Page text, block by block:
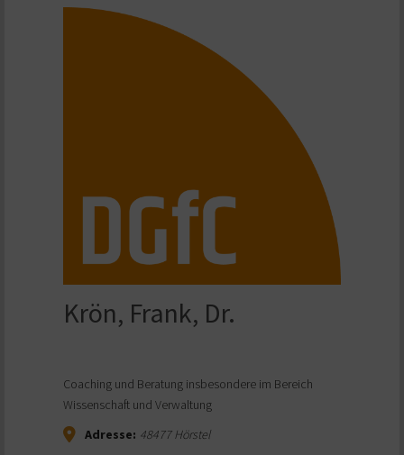
Krön, Frank, Dr.
Coaching und Beratung insbesondere im Bereich
Wissenschaft und Verwaltung
Adresse: 48477Hörstel